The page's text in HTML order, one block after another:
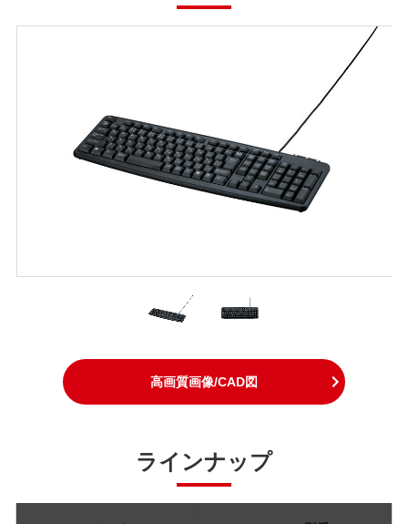
高画質画像/CAD図
ラインナップ